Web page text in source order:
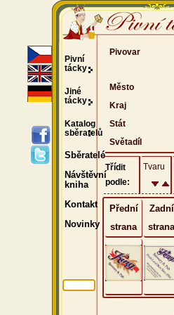
Pivovar
Město
Kraj
Stát
Světadíl
Třídit
podle:
Tvaru
Přední
strana
Zadní
strana
Pivní
tácky
Jiné
tácky
Katalog
sběratelů
Sběratelé
Návštěvní
kniha
Kontakt
Novinky